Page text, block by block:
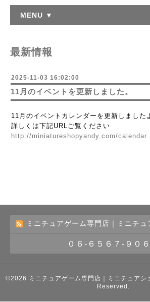
MENU ▼
最新情報
2025-11-03 16:02:00
11月のイベントを更新しました。
11月のイベントカレンダーを更新しました
詳しくは下記URLご覧ください
http://miniatureshopyandy.com/calendar
ミニチュアゲーム専門店｜ミニチュ
０６-６５６７-９０６
©2026 ミニチュアゲーム専門店｜ミニチュアシ
Reserved.